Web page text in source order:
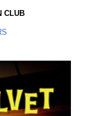
CLUB